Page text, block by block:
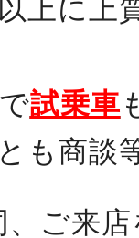
上に上
試乗車
も商談
、ご来